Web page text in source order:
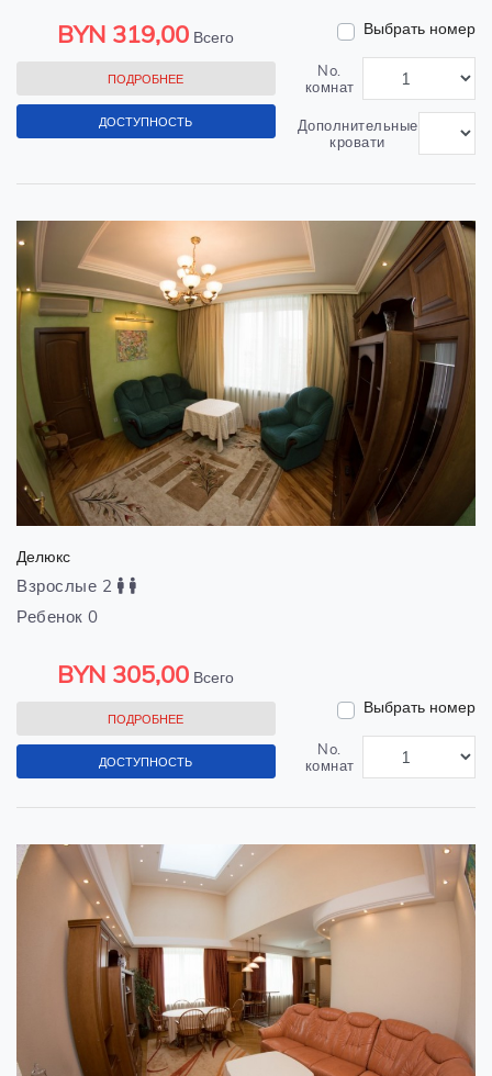
BYN 319,00 Всего
ПОДРОБНЕЕ
ДОСТУПНОСТЬ
Выбрать номер
No.
комнат
Дополнительные
кровати
Делюкс
Взрослые 2
Ребенок 0
BYN 305,00 Всего
ПОДРОБНЕЕ
ДОСТУПНОСТЬ
Выбрать номер
No.
комнат